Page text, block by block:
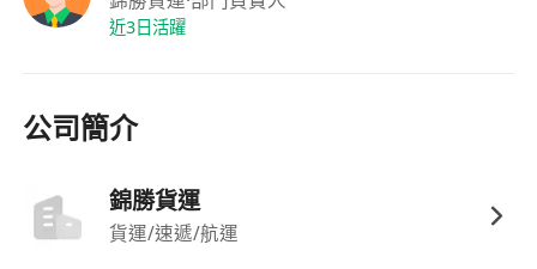
近3日活躍
公司簡介
錦勝貨運
貨運/速遞/航運